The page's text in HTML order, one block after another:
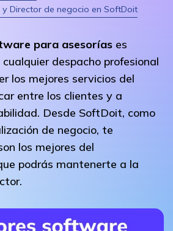
Director de negocio en SoftDoit
para asesorías es
despacho profesional
los mejores servicios del
entre los clientes y a
Desde SoftDoit, como
de negocio, te
los mejores del
podrás mantenerte a la